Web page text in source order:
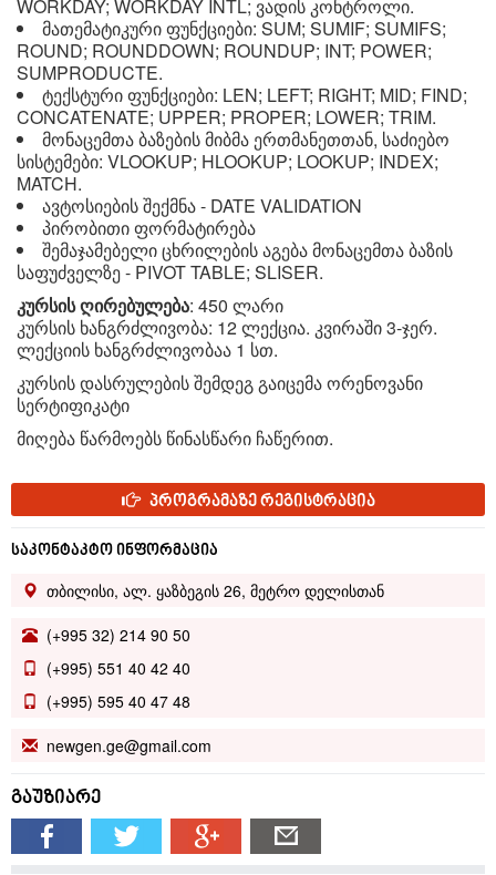
WORKDAY; WORKDAY INTL; ვადის კონტროლი.
მათემატიკური ფუნქციები: SUM; SUMIF; SUMIFS;
ROUND; ROUNDDOWN; ROUNDUP; INT; POWER;
SUMPRODUCTE.
ტექსტური ფუნქციები: LEN; LEFT; RIGHT; MID; FIND;
CONCATENATE; UPPER; PROPER; LOWER; TRIM.
მონაცემთა ბაზების მიბმა ერთმანეთთან, საძიებო
სისტემები: VLOOKUP; HLOOKUP; LOOKUP; INDEX;
MATCH.
ავტოსიების შექმნა - DATE VALIDATION
პირობითი ფორმატირება
შემაჯამებელი ცხრილების აგება მონაცემთა ბაზის
საფუძველზე - PIVOT TABLE; SLISER.
კურსის ღირებულება: 450 ლარი
კურსის ხანგრძლივობა: 12 ლექცია. კვირაში 3-ჯერ.
ლექციის ხანგრძლივობაა 1 სთ.
კურსის დასრულების შემდეგ გაიცემა ორენოვანი
სერტიფიკატი
მიღება წარმოებს წინასწარი ჩაწერით.
პროგრამაზე რეგისტრაცია
საკონტაკტო ინფორმაცია
თბილისი, ალ. ყაზბეგის 26, მეტრო დელისთან
(+995 32) 214 90 50
(+995) 551 40 42 40
(+995) 595 40 47 48
newgen.ge@gmail.com
გაუზიარე